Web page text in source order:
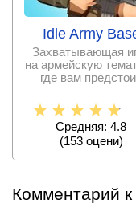
Idle Army
Захватывающая
на армейскую
где вам
Средняя: 4.8
(153оцени)
Комментарий к